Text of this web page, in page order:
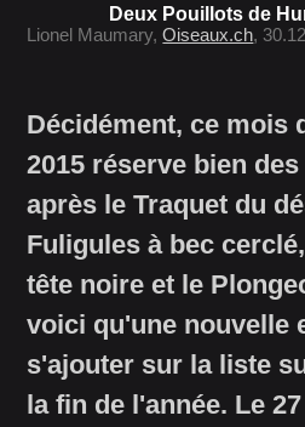
Deux Pouillots de
Lionel Maumary,Oiseaux.ch,
Décidément, ce mois
2015 réserve bien
après le Traquet du
Fuligules à bec
tête noire et le
voici qu'une nouvelle
s'ajouter sur la liste
la fin de l'année. Le